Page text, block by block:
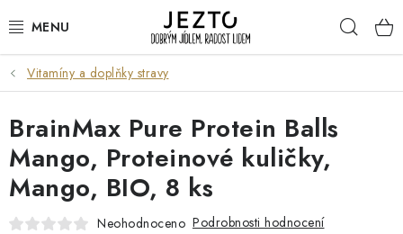
na
DÁRKOVÉ SADY
TRVANLIVÉ
DROGERIE A KOSMETIKA
NÁPOJE
Vitamíny a doplňky stravy
BrainMax Pure Protein Balls
Mango, Proteinové kuličky,
Mango, BIO, 8 ks
Neohodnoceno Podrobnosti hodnocení